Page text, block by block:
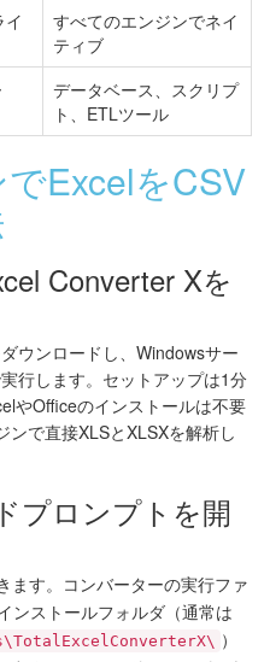
すべてのエンジンでネイ
ティブ
データベース、スクリプ
ト、ETLツール
ExcelをCSV
Converter Xを
ウンロードし、Windowsサー
行します。セットアップは1分
やOfficeのインストールは不要
で直接XLSとXLSXを解析し
プロンプトを開
ます。コンバーターの実行ファ
ンストールフォルダ（通常は
）